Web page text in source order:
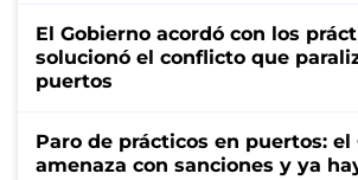
El Gobierno acordó con los
solucionó el conflicto que
puertos
Paro de prácticos en puertos: el
amenaza con sanciones y ya